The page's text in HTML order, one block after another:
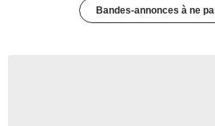
Bandes-annonces à ne